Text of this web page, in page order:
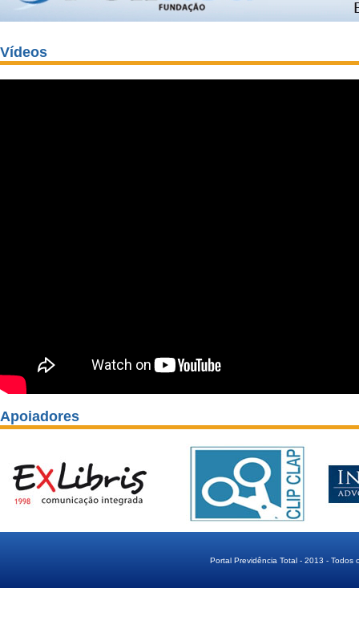
Vídeos
Apoiadores
Portal Previdência Total - 2013 - Todos